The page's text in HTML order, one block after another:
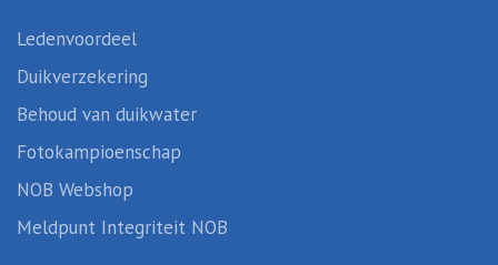
Ledenvoordeel
Duikverzekering
Behoud van duikwater
Fotokampioenschap
NOB Webshop
Meldpunt Integriteit NOB